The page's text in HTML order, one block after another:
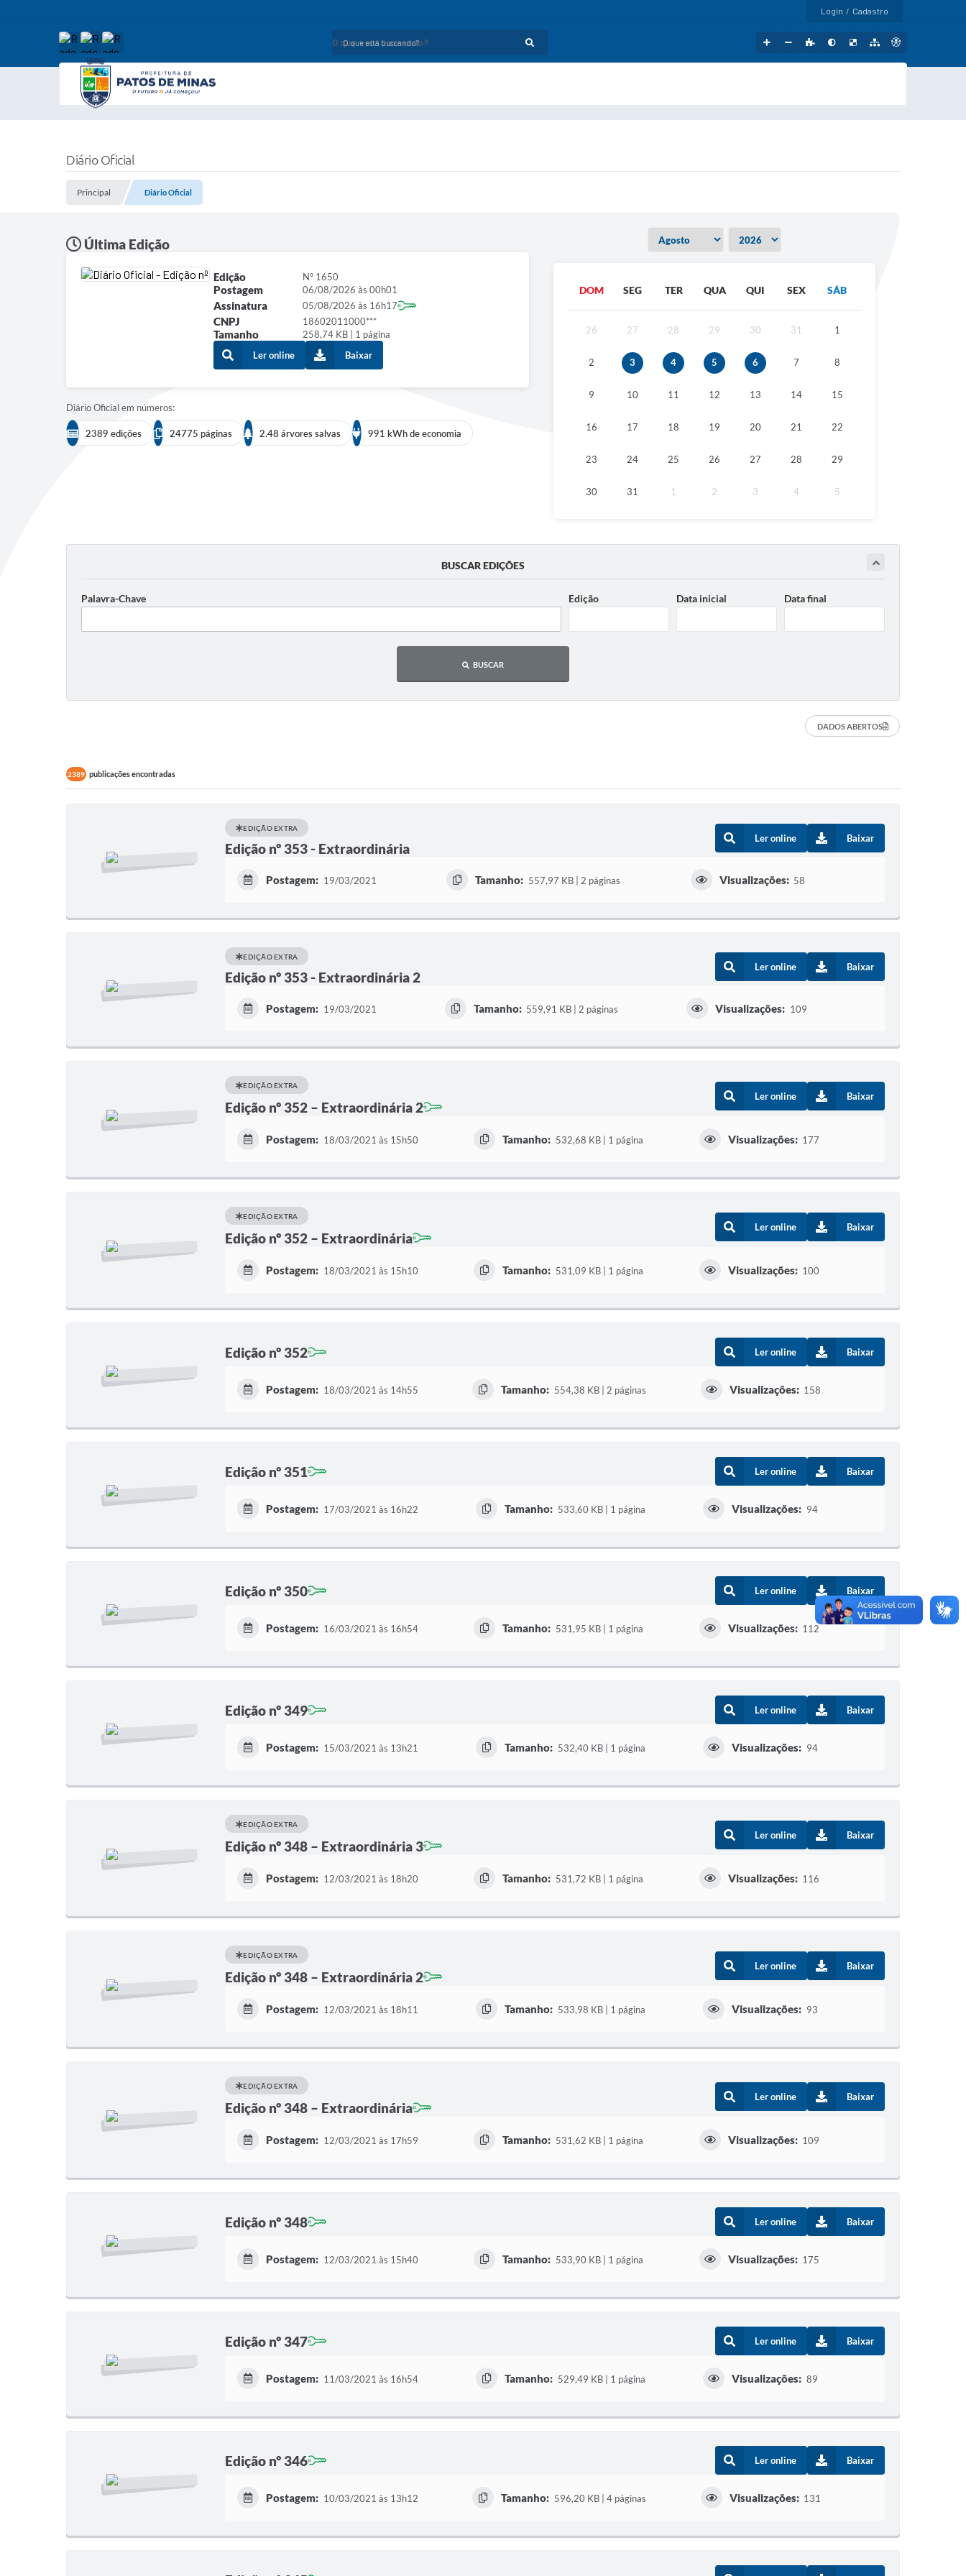
Login / Cadastro
O que está buscando?
Diário Oficial
Principal Diário Oficial
Última Edição
Edição Nº 1650
Postagem 06/08/2026 às 00h01
Assinatura 05/08/2026 às 16h17
CNPJ 18602011000***
Tamanho
258,74 KB | 1 página
Ler online
Baixar
DOM SEG TER QUA QUI SEX SÁB
26 27 28 29 30 31 1
2 3 4 5 6 7 8
9 10 11 12 13 14 15
16 17 18 19 20 21 22
23 24 25 26 27 28 29
30 31 1 2 3 4 5
Diário Oficial em números:
2389 edições 24775 páginas 2.48 árvores salvas 991 kWh de economia
BUSCAR EDIÇÕES
Palavra-Chave Edição Data inicial Data final
BUSCAR
DADOS ABERTOS
2389 publicações encontradas
EDIÇÃO EXTRA
Edição nº 353 - Extraordinária
Ler online Baixar
Postagem: 19/03/2021 Tamanho: 557,97 KB | 2 páginas Visualizações: 58
EDIÇÃO EXTRA
Edição nº 353 - Extraordinária 2
Ler online Baixar
Postagem: 19/03/2021 Tamanho: 559,91 KB | 2 páginas Visualizações: 109
EDIÇÃO EXTRA
Edição nº 352 – Extraordinária 2
Ler online Baixar
Postagem: 18/03/2021 às 15h50 Tamanho: 532,68 KB | 1 página Visualizações: 177
EDIÇÃO EXTRA
Edição nº 352 – Extraordinária
Ler online Baixar
Postagem: 18/03/2021 às 15h10 Tamanho: 531,09 KB | 1 página Visualizações: 100
Edição nº 352 Ler online Baixar
Postagem: 18/03/2021 às 14h55 Tamanho: 554,38 KB | 2 páginas Visualizações: 158
Edição nº 351 Ler online Baixar
Postagem: 17/03/2021 às 16h22 Tamanho: 533,60 KB | 1 página Visualizações: 94
Edição nº 350 Ler online Baixar
Postagem: 16/03/2021 às 16h54 Tamanho: 531,95 KB | 1 página Visualizações: 112
Edição nº 349 Ler online Baixar
Postagem: 15/03/2021 às 13h21 Tamanho: 532,40 KB | 1 página Visualizações: 94
EDIÇÃO EXTRA
Edição nº 348 – Extraordinária 3
Ler online Baixar
Postagem: 12/03/2021 às 18h20 Tamanho: 531,72 KB | 1 página Visualizações: 116
EDIÇÃO EXTRA
Edição nº 348 – Extraordinária 2
Ler online Baixar
Postagem: 12/03/2021 às 18h11 Tamanho: 533,98 KB | 1 página Visualizações: 93
EDIÇÃO EXTRA
Edição nº 348 – Extraordinária
Ler online Baixar
Postagem: 12/03/2021 às 17h59 Tamanho: 531,62 KB | 1 página Visualizações: 109
Edição nº 348 Ler online Baixar
Postagem: 12/03/2021 às 15h40 Tamanho: 533,90 KB | 1 página Visualizações: 175
Edição nº 347 Ler online Baixar
Postagem: 11/03/2021 às 16h54 Tamanho: 529,49 KB | 1 página Visualizações: 89
Edição nº 346 Ler online Baixar
Postagem: 10/03/2021 às 13h12 Tamanho: 596,20 KB | 4 páginas Visualizações: 131